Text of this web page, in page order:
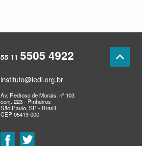
55 115505 4922
instituto@iedi.org.br
Av. Pedroso de Morais, nº 103
conj. 223 - Pinheiros
São Paulo, SP - Brasil
CEP 05419-000